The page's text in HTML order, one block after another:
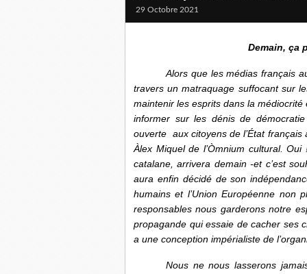
29 Octobre 2021
Demain, ça
Alors que les médias français
travers un matraquage suffocant sur
maintenir les esprits dans la
informer sur les dénis de
ouverte aux citoyens de l’État français
Àlex Miquel de l’Òmnium cultural.
catalane, arrivera demain -et c’est
aura enfin décidé de son
humains et l’Union Européenne non
responsables nous garderons notre
propagande qui essaie de cacher ses
a une conception impérialiste de
Nous ne nous lasserons